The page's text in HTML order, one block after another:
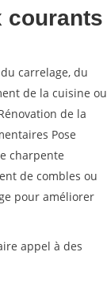
courants
carrelage, du
de la cuisine ou
de la
Pose
charpente
de combles ou
pour améliorer
appel à des